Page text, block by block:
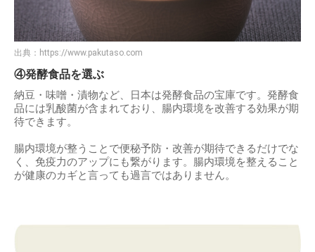
出典： https://www.pakutaso.com
④発酵食品を選ぶ
納豆・味噌・漬物など、日本は発酵食品の宝庫です。発酵食
品には乳酸菌が含まれており、腸内環境を改善する効果が期
待できます。
腸内環境が整うことで便秘予防・改善が期待できるだけでな
く、免疫力のアップにも繋がります。腸内環境を整えること
が健康のカギと言っても過言ではありません。